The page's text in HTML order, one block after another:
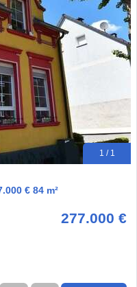
1 / 1
€ 84 m²
277.000 €